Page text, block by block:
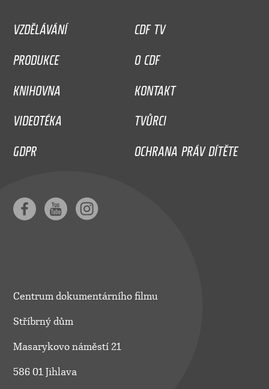
VZDĚLÁVÁNÍ
CDF TV
PRODUKCE
O CDF
KNIHOVNA
KONTAKT
VIDEOTÉKA
TVŮRCI
GDPR
OCHRANA PRÁV DÍTĚTE
Centrum dokumentárního filmu
Stříbrný dům
Masarykovo náměstí 21
586 01 Jihlava